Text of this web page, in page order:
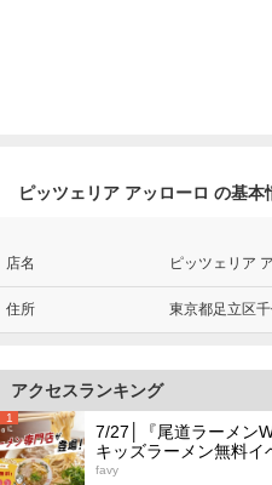
ピッツェリア アッローロ の基本
店名 ピッツェリア
住所 東京都足立区
アクセスランキング
1
7/27│『尾道ラーメン
キッズラーメン無料イ
favy